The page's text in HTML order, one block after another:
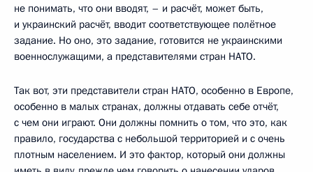
не понимать, что они вводят, – и расчёт, может быть,
и украинский расчёт, вводит соответствующее полётное
задание. Но оно, это задание, готовится не украинскими
военнослужащими, а представителями стран НАТО.
Так вот, эти представители стран НАТО, особенно в Европе,
особенно в малых странах, должны отдавать себе отчёт,
с чем они играют. Они должны помнить о том, что это, как
правило, государства с небольшой территорией и с очень
плотным населением. И это фактор, который они должны